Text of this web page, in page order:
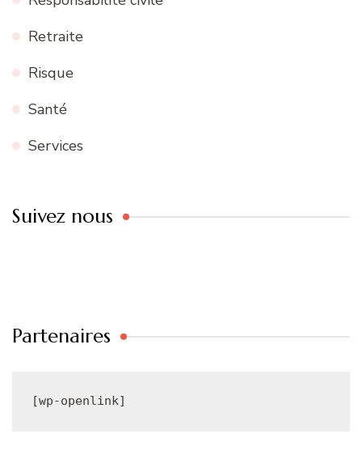
Retraite
Risque
Santé
Services
Suivez nous
Partenaires
[wp-openlink]